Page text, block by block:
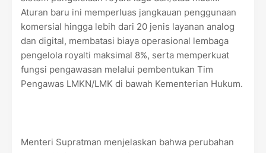
Aturan baru ini memperluas jangkauan penggunaan
komersial hingga lebih dari 20 jenis layanan analog
dan digital, membatasi biaya operasional lembaga
pengelola royalti maksimal 8%, serta memperkuat
fungsi pengawasan melalui pembentukan Tim
Pengawas LMKN/LMK di bawah Kementerian Hukum.
Menteri Supratman menjelaskan bahwa perubahan